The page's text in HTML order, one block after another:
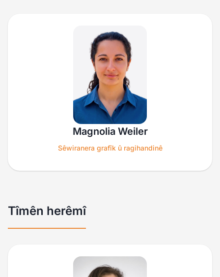
Magnolia Weiler
Sêwiranera grafîk û ragihandinê
Tîmên herêmî